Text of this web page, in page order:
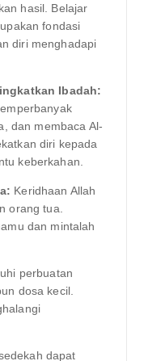
hasil. Belajar
fondasi
diri menghadapi
Ibadah:
dan membaca Al-
diri kepada
keberkahan.
Keridhaan Allah
orang tua.
dan mintalah
perbuatan
dosa kecil.
dapat